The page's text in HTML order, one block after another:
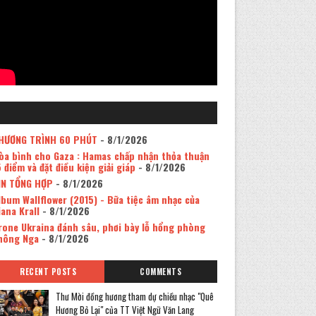
TRÌNH 60 PHÚT - 8/1/2026
bình cho Gaza : Hamas chấp nhận thỏa thuận
điểm và đặt điều kiện giải giáp - 8/1/2026
TỔNG HỢP - 8/1/2026
Wallflower (2015) - Bữa tiệc âm nhạc của
Krall- 8/1/2026
Ukraina đánh sâu, phơi bày lỗ hổng phòng
Nga- 8/1/2026
RECENT POSTS COMMENTS
Thư Mời đồng hương tham dự chiều nhạc "Quê
Hương Bỏ Lại" của TT Việt Ngữ Văn Lang